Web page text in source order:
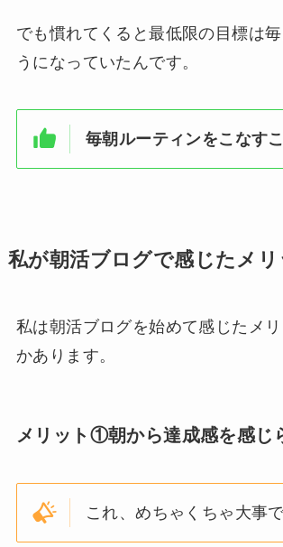
でも慣れてくると最低限の目標は
うになっていたんです。
毎朝ルーティンをこなす
私が朝活ブログで感じたメリ
私は朝活ブログを始めて感じたメ
かあります。
メリット①朝から達成感を感じ
これ、めちゃくちゃ大事